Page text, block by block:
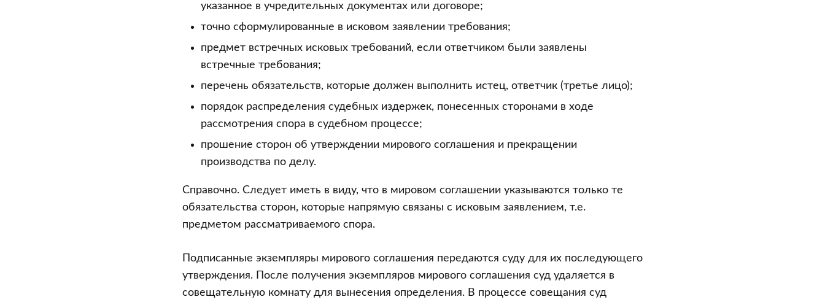
указанное в учредительных документах или договоре;
точно сформулированные в исковом заявлении требования;
предмет встречных исковых требований, если ответчиком были заявлены
встречные требования;
перечень обязательств, которые должен выполнить истец, ответчик (третье лицо);
порядок распределения судебных издержек, понесенных сторонами в ходе
рассмотрения спора в судебном процессе;
прошение сторон об утверждении мирового соглашения и прекращении
производства по делу.
Справочно. Следует иметь в виду, что в мировом соглашении указываются только те
обязательства сторон, которые напрямую связаны с исковым заявлением, т.е.
предметом рассматриваемого спора.
Подписанные экземпляры мирового соглашения передаются суду для их последующего
утверждения. После получения экземпляров мирового соглашения суд удаляется в
совещательную комнату для вынесения определения. В процессе совещания суд